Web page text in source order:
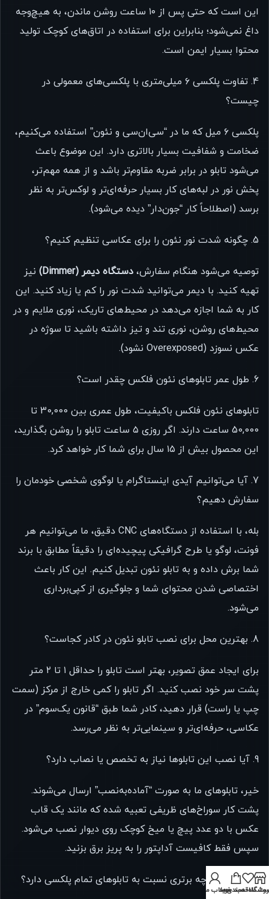
این است که حتی پس از ۱۰ ساعت روشن ماندن، به هیچ‌وجه
داغ نمی‌شود؛ بنابراین برای استفاده در اتاق‌های کوچک تولید
محتوا بسیار ایمن است.
4. تفاوت پلکسی ۶ میلی‌متری با پلکسی‌های معمولی در
چیست؟
پلکسی ۶ میل که ما در “سی‌ان‌سی و نئون” استفاده می‌کنیم،
ضخامت و شفافیت بسیار بالاتری دارد. این موضوع باعث
می‌شود تابلو در برابر ضربه مقاوم‌تر باشد و از همه مهم‌تر،
پخش نور در لبه‌های کار بسیار حرفه‌ای‌تر و لوکس‌تر به نظر
برسد (اصطلاحاً کار “جون‌دار” دیده می‌شود).
5. چگونه شدت نور نئون را برای عکاسی تنظیم کنیم؟
توصیه می‌شود هنگام سفارش، دستگاه دیمر (Dimmer)
نیز
تهیه کنید. با دیمر می‌توانید شدت نور را کم یا زیاد کنید. این
کار به شما اجازه می‌دهد در محیط‌های تاریک، نوری ملایم و در
محیط‌های روشن، نوری تند و تیز داشته باشید تا سوژه در
عکس نسوزد (Overexposed نشود).
6. طول عمر تابلوهای نئون فلکس چقدر است؟
تابلوهای نئون فلکس باکیفیت، طول عمری بین 30,000 تا
50,000 ساعت دارند. اگر روزی ۵ ساعت تابلو را روشن بگذارید،
این محصول بیش از ۱۵ سال برای شما کار خواهد کرد.
7. آیا می‌توانیم آیدی اینستاگرام یا لوگوی شخصی خودمان را
سفارش دهیم؟
بله، با استفاده از دستگاه‌های CNC دقیق، ما می‌توانیم هر
فونت، لوگو یا طرح گرافیکی پیچیده‌ای را دقیقاً مطابق با برند
شما برش داده و به تابلو نئون تبدیل کنیم. این کار باعث
اختصاصی شدن محتوای شما و جلوگیری از کپی‌برداری
می‌شود.
8. بهترین محل برای نصب تابلو نئون در کادر کجاست؟
برای ایجاد عمق تصویر، بهتر است تابلو را حداقل ۱ تا ۲ متر
پشت سر خود نصب کنید. اگر تابلو را کمی خارج از مرکز (سمت
چپ یا راست) قرار دهید، کادر شما طبق “قانون یک‌سوم” در
عکاسی، حرفه‌ای‌تر و سینمایی‌تر به نظر می‌رسد.
9. آیا نصب این تابلوها نیاز به تخصص یا نصاب دارد؟
خیر، تابلوهای ما به صورت “آماده‌به‌نصب” ارسال می‌شوند.
پشت کار سوراخ‌های ظریفی تعبیه شده که مانند یک قاب
عکس با دو عدد پیچ یا میخ کوچک روی دیوار نصب می‌شود.
سپس فقط کافیست آداپتور را به پریز برق بزنید.
10. زیره PVC چه برتری نسبت به تابلوهای تمام پلکسی دارد؟
علاقه‌مندی‌ها
سبد خریدحساب من